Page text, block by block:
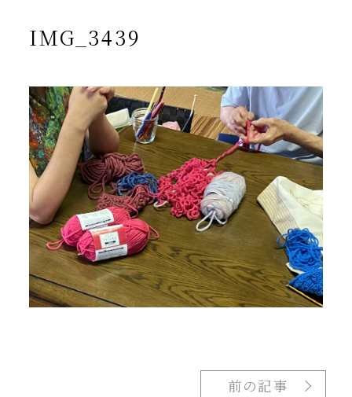
IMG_3439
前の記事